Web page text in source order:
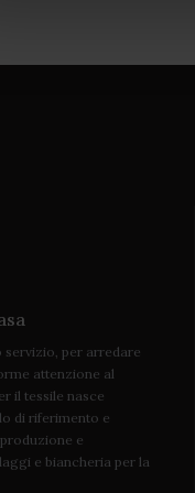
a seconda della
Copridivani
Su Carillo puoi
si macchi con cibo,
potendo scegliere tra
fresca seduta in
copridivani angolo.
servizio, per arredare
attenzione al
il tessile nasce
di riferimento e
e
e biancheria per la